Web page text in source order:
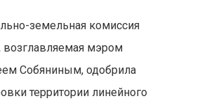
земельная комиссия
мэром
Собяниным, одобрила
территории линейного